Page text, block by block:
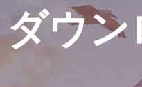
ダウン